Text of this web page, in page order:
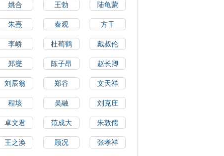
姚合 王勃 陆龟蒙
朱熹 秦观 方干
李峤 杜荀鹤 戴叔伦
郑燮 陈子昂 赵长卿
刘辰翁 郑谷 文天祥
程垓 吴融 刘克庄
卓文君 范成大 朱敦儒
王之涣 顾况 张孝祥